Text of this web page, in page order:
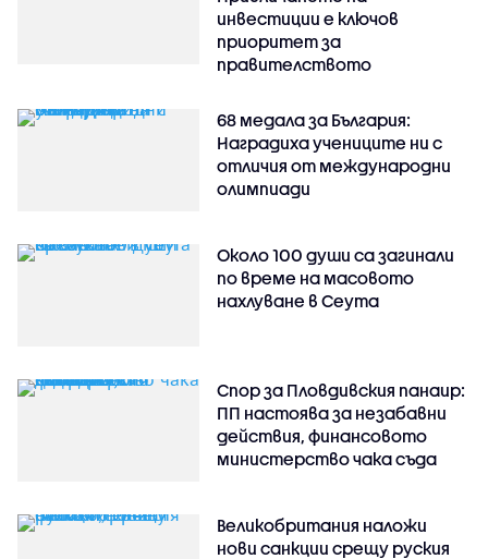
инвестиции е ключов
приоритет за
правителството
68 медала за България:
Наградиха учениците ни с
отличия от международни
олимпиади
Около 100 души са загинали
по време на масовото
нахлуване в Сеута
Спор за Пловдивския панаир:
ПП настоява за незабавни
действия, финансовото
министерство чака съда
Великобритания наложи
нови санкции срещу руския